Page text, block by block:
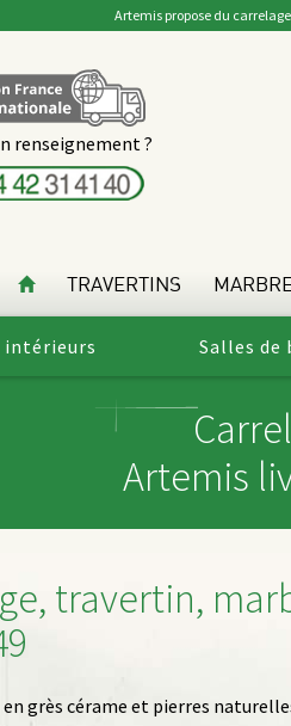
Artemis propose du
renseignement ?
TRAVERTINS
intérieurs Salles de
Artemis
travertin,
en grès cérame et pierres